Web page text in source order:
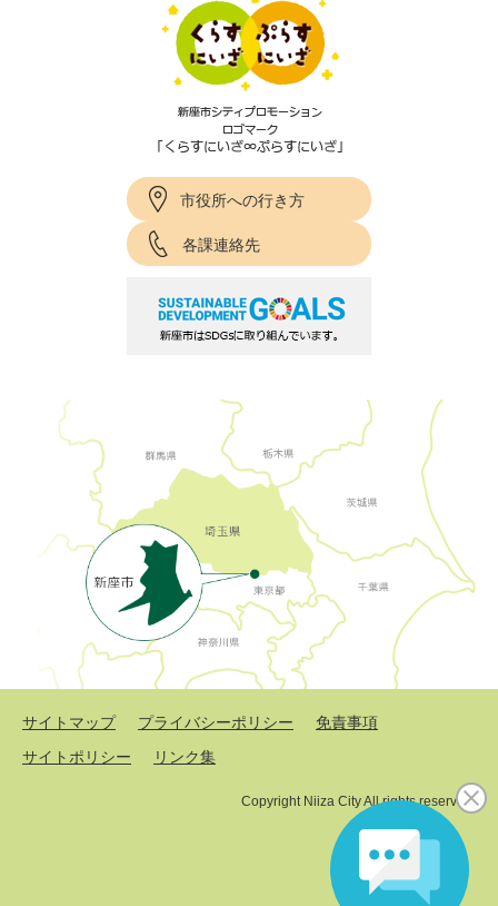
市役所への行き方
各課連絡先
サイトマップ プライバシーポリシー
免責事項
サイトポリシー
リンク集
Copyright Niiza City All rights reserved.